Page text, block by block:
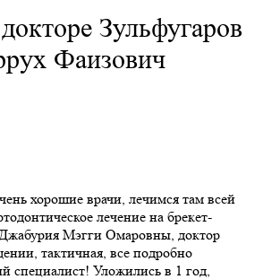
Зульфугаров
Фаизович
хорошие врачи, лечимся там всей
лечение на брекет-
Джабурия Мэгги Омаровны, доктор
тактичная, все подробно
специалист! Уложились в 1 год,